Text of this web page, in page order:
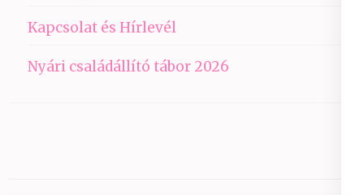
Kapcsolat és Hírlevél
Nyári családállító tábor 2026